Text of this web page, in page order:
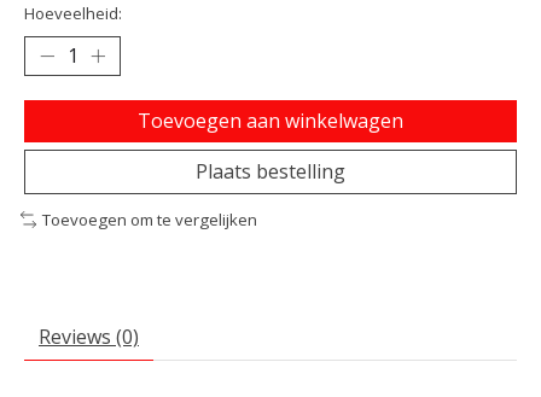
Hoeveelheid:
Toevoegen aan winkelwagen
Plaats bestelling
Toevoegen om te vergelijken
Reviews (0)